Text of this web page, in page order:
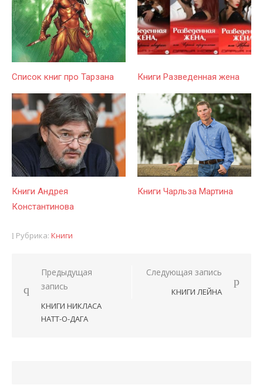
Список книг про Тарзана Книги Разведенная жена
Книги Андрея
Константинова
Книги Чарльза Мартина
Рубрика: Книги
Навигация
записям
Предыдущая
запись
КНИГИ НИКЛАСА
НАТТ-О-ДАГА
Следующая запись
КНИГИ ЛЕЙНА